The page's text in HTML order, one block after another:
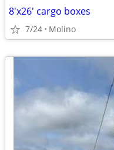
8'x26' cargo boxes
7/24 Molino